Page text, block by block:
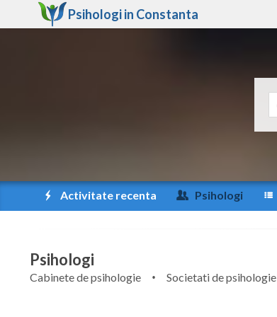
Psihologi in Constanta
Activitate recenta Psihologi
Psihologi
Cabinete de psihologie Societati de psihologie